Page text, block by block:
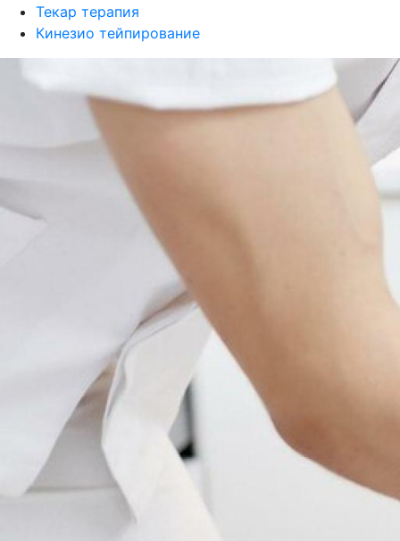
Текар терапия
Кинезио тейпирование